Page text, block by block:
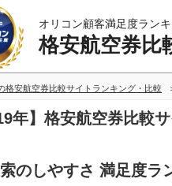
オリコン顧客満足度ラン
格安航空券比
格安航空券比較サイトランキング・比較
年】格安航空券比較
のしやすさ 満足度ラ